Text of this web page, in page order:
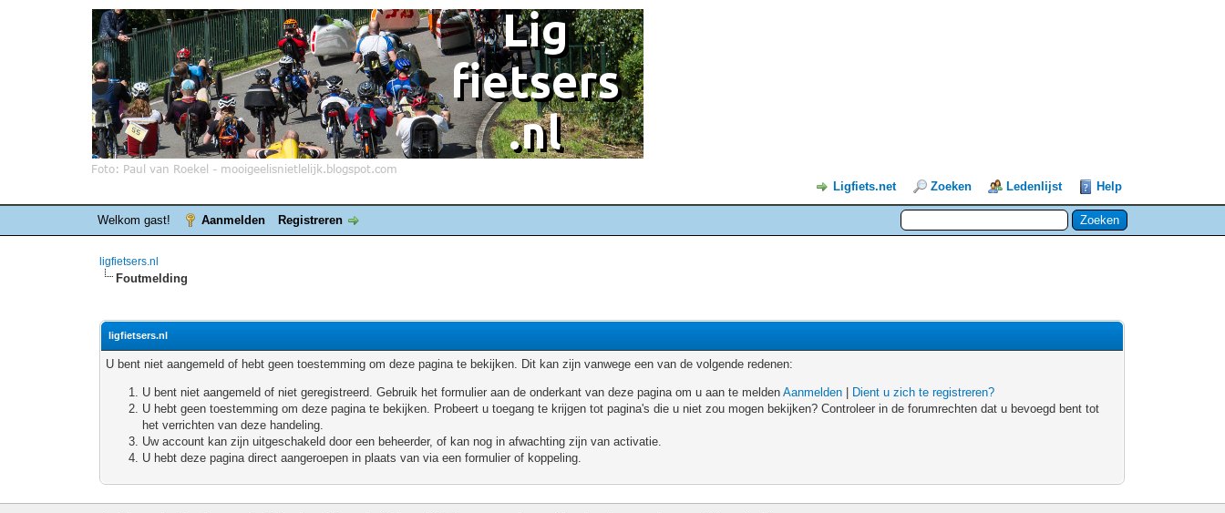
Ligfiets.net Zoeken Ledenlijst Help
Welkom gast! Aanmelden Registreren
ligfietsers.nl
Foutmelding
ligfietsers.nl
U bent niet aangemeld of hebt geen toestemming om deze pagina te bekijken. Dit kan zijn vanwege een van de volgende redenen:
U bent niet aangemeld of niet geregistreerd. Gebruik het formulier aan de onderkant van deze pagina om u aan te meldenAanmelden
Dient u zich te registreren?
U hebt geen toestemming om deze pagina te bekijken. Probeert u toegang te krijgen tot pagina's die u niet zou mogen bekijken? Controleer in de forumrechten dat u bevoegd bent tot
het verrichten van deze handeling.
Uw account kan zijn uitgeschakeld door een beheerder, of kan nog in afwachting zijn van activatie.
U hebt deze pagina direct aangeroepen in plaats van via een formulier of koppeling.